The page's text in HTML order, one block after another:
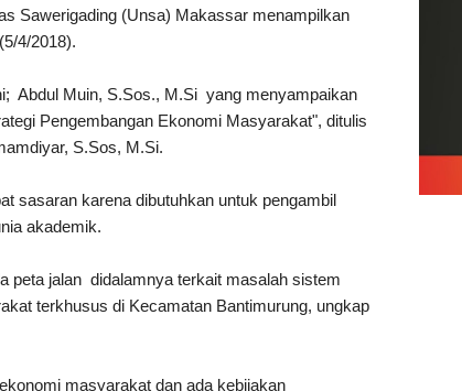
Sawerigading (Unsa) Makassar menampilkan
4/2018).
Abdul Muin, S.Sos., M.Si yang menyampaikan
Pengembangan Ekonomi Masyarakat", ditulis
S.Sos, M.Si.
sasaran karena dibutuhkan untuk pengambil
akademik.
peta jalan didalamnya terkait masalah sistem
terkhusus di Kecamatan Bantimurung, ungkap
masyarakat dan ada kebijakan